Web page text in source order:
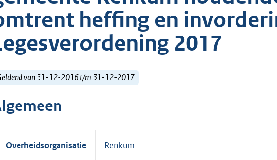
heffing en
2017
van 31-12-2016 t/m 31-12-2017
Overheidsorganisatie Renkum